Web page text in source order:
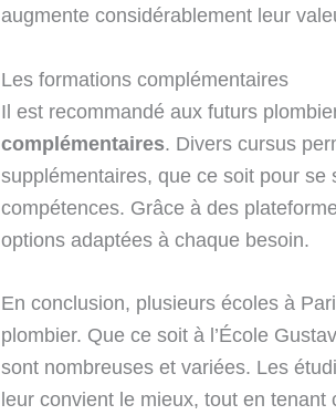
augmente considérablement leur
Les formations complémentaires
Il est recommandé aux futurs
complémentaires. Divers cursus
supplémentaires, que ce soit pour
compétences. Grâce à des
options adaptées à chaque besoin.
En conclusion, plusieurs écoles à
plombier. Que ce soit à l’École
sont nombreuses et variées. Les
leur convient le mieux, tout en